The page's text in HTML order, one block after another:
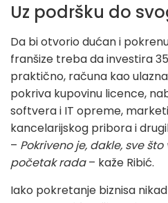
Uz podršku do
Da bi otvorio dućan i
franšize treba da investira
praktično, računa kao
pokriva kupovinu licence,
softvera i IT opreme,
kancelarijskog pribora i
– Pokriveno je, dakle, sve
početak rada– kaže Ribić.
Iako pokretanje biznisa